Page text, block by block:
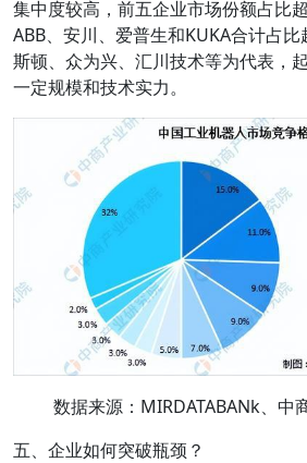
集中度较高，前五企业市场份额占比超
ABB、安川、爱普生和KUKA合计占
斯顿、众为兴、汇川技术等为代表，
一定规模和技术实力。
数据来源：MIRDATABANk、中
五、企业如何突破瓶颈？